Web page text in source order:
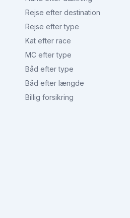
Rejse efter destination
Rejse efter type
Kat efter race
MC efter type
Båd efter type
Båd efter længde
Billig forsikring